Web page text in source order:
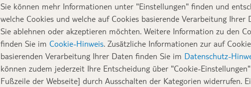
Sie können mehr Informationen unter "Einstellungen" finden und
welche Cookies und welche auf Cookies basierende Verarbeitung Ihrer
Sie ablehnen oder akzeptieren möchten. Weitere Information zu den
finden Sie im Cookie-Hinweis. Zusätzliche Informationen zur auf
basierenden Verarbeitung Ihrer Daten finden Sie im Datenschutz-
können zudem jederzeit Ihre Entscheidung über "Cookie-
Fußzeile der Webseite] durch Ausschalten der Kategorien widerrufen.